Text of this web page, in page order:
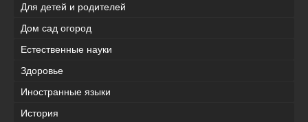
Для детей и родителей
Дом сад огород
Естественные науки
Здоровье
Иностранные языки
История